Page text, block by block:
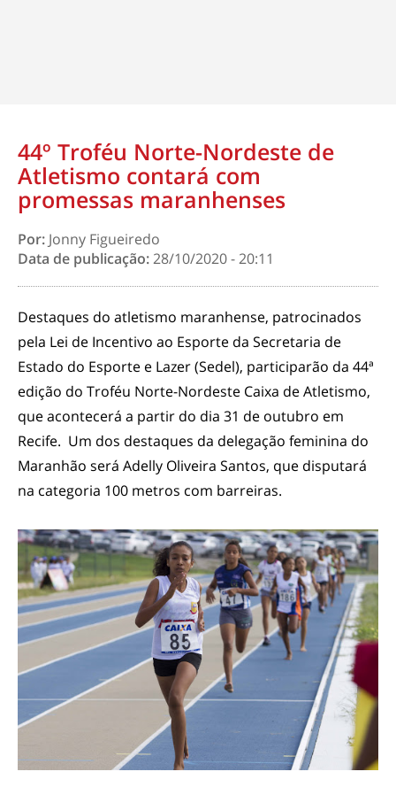
44º Troféu Norte-Nordeste de
Atletismo contará com
promessas maranhenses
Por: Jonny Figueiredo
Data de publicação:28/10/2020 - 20:11
Destaques do atletismo maranhense, patrocinados
pela Lei de Incentivo ao Esporte da Secretaria de
Estado do Esporte e Lazer (Sedel), participarão da 44ª
edição do Troféu Norte-Nordeste Caixa de Atletismo,
que acontecerá a partir do dia 31 de outubro em
Recife. Um dos destaques da delegação feminina do
Maranhão será Adelly Oliveira Santos, que disputará
na categoria 100 metros com barreiras.